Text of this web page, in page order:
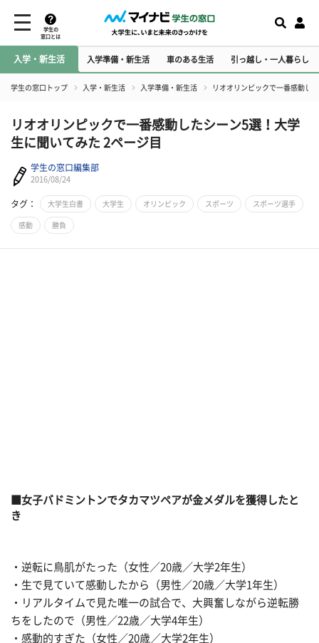
学生の
窓口とは
入学・新生活 入学準備・新生活 車のある生活 引っ越し・一人暮らし
学生の窓口トップ 入学・新生活 入学準備・新生活 リオオリンピックで一番感動し
リオオリンピックで一番感動したシーン5選！大学
生に聞いてみた 2ページ目
学生の窓口編集部
2016/08/24
タグ： 大学生白書 大学生 オリンピック スポーツ スポーツ選手
感動 勝負
■女子バドミントンでタカマツペアが金メダルを獲得したと
き
・逆転に鳥肌がたった（女性／20歳／大学2年生）
・生で見ていて感動したから（男性／20歳／大学1年生）
・リアルタイムで見た唯一の試合で、大興奮しながら逆転勝
ちをしたので（男性／22歳／大学4年生）
・感動的すぎた（女性／20歳／大学2年生）